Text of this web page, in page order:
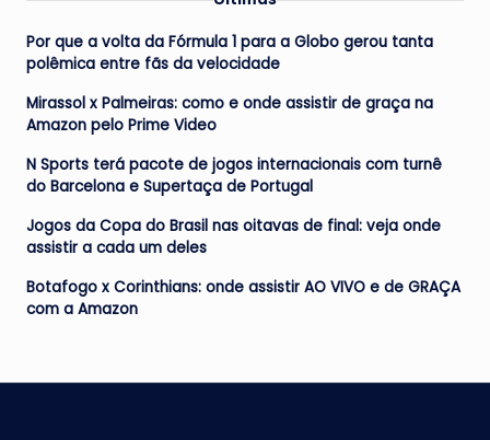
Por que a volta da Fórmula 1 para a Globo gerou tanta
polêmica entre fãs da velocidade
Mirassol x Palmeiras: como e onde assistir de graça na
Amazon pelo Prime Video
N Sports terá pacote de jogos internacionais com turnê
do Barcelona e Supertaça de Portugal
Jogos da Copa do Brasil nas oitavas de final: veja onde
assistir a cada um deles
Botafogo x Corinthians: onde assistir AO VIVO e de GRAÇA
com a Amazon